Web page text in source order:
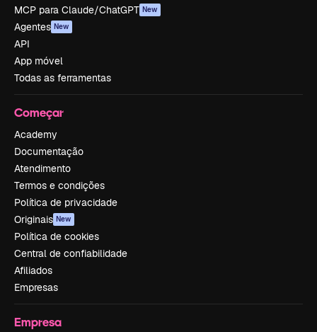
MCP para Claude/ChatGPT New
Agentes New
API
App móvel
Todas as ferramentas
Começar
Academy
Documentação
Atendimento
Termos e condições
Política de privacidade
Originais New
Política de cookies
Central de confiabilidade
Afiliados
Empresas
Empresa